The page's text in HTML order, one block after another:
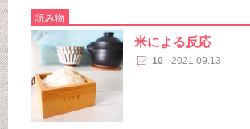
読み物
米による反応
10 2021.09.13